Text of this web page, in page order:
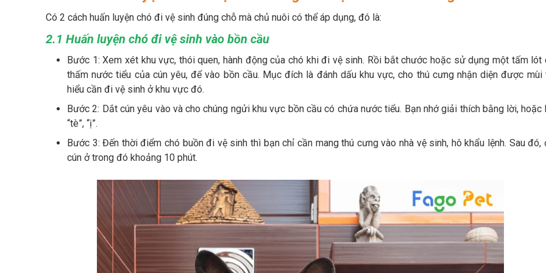
Có 2 cách huấn luyện chó đi vệ sinh đúng chỗ mà chủ nuôi có thể áp dụng, đó là:
2.1 Huấn luyện chó đi vệ sinh vào bồn cầu
Bước 1: Xem xét khu vực, thói quen, hành động của chó khi đi vệ sinh. Rồi bắt chước hoặc sử dụng một tấm lót
thấm nước tiểu của cún yêu, để vào bồn cầu. Mục đích là đánh dấu khu vực, cho thú cưng nhận diện được mùi
hiểu cần đi vệ sinh ở khu vực đó.
Bước 2: Dắt cún yêu vào và cho chúng ngửi khu vực bồn cầu có chứa nước tiểu. Bạn nhớ giải thích bằng lời, hoặc
“tè”, “ị”.
Bước 3: Đến thời điểm chó buồn đi vệ sinh thì bạn chỉ cần mang thú cưng vào nhà vệ sinh, hô khẩu lệnh. Sau đó,
cún ở trong đó khoảng 10 phút.